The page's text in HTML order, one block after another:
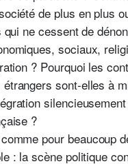
de plus en plus
ne cessent de
sociaux,
? Pourquoi les
sont-elles à
?
pour beaucoup
: la scène politique